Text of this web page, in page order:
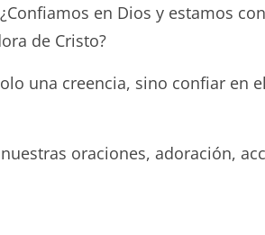
en Dios y estamos
de Cristo?
una creencia, sino confiar en
oraciones, adoración,